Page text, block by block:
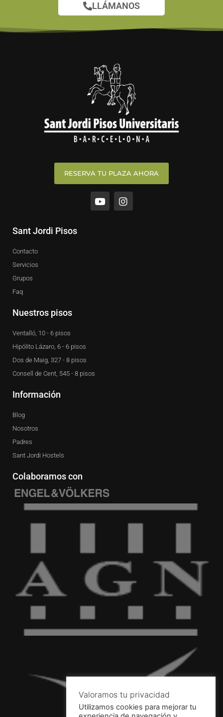
LLÁMANOS
RESERVA TU PLAZA AHORA
o
u
n
s
Sant Jordi Pisos
Contacto
Servicios
Grupos
Faq
Nuestros pisos
Ventalló, 10 - 6 pisos
Hipólito Lázaro, 6 - 6 pisos
Dos de Maig, 327 - 8 pisos
Consell de Cent, 545 - 8 pisos
Información
Blog
Nosotros
Padres
Sant Jordi Hostels
Colaboramos con
Valoramos tu privacidad
Utilizamos cookies para mejorar tu